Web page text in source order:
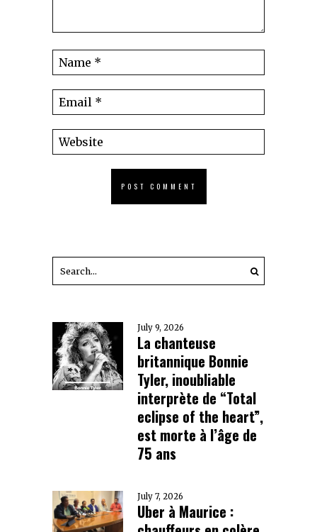
July 9, 2026
La chanteuse
britannique Bonnie
Tyler, inoubliable
interprète de “Total
eclipse of the heart”,
est morte à l’âge de
75 ans
July 7, 2026
Uber à Maurice :